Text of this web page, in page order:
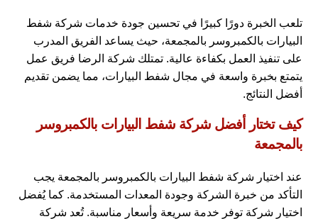
تلعب الخبرة دورًا كبيرًا في تحسين جودة خدمات شركة شفط
البيارات بالكمبروسر بالمجمعة، حيث يساعد الفريق المدرب
على تنفيذ العمل بكفاءة عالية. تمتلك شركة الرضا فريق عمل
يتمتع بخبرة واسعة في مجال شفط البيارات، مما يضمن تقديم
أفضل النتائج.
كيف تختار أفضل شركة شفط البيارات بالكمبروسر
بالمجمعة
عند اختيار شركة شفط البيارات بالكمبروسر بالمجمعة يجب
التأكد من خبرة الشركة وجودة المعدات المستخدمة. كما يُفضل
اختيار شركة توفر خدمة سريعة وأسعار مناسبة. تُعد شركة